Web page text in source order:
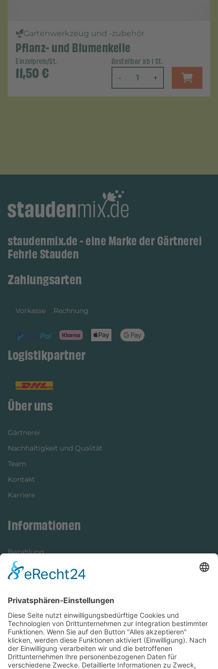
Gartenwerkzeug und -zubehör
Pflanz- und Blumenkelle
Einzelpreis/St.
11,50€
Bestellbar ab 1 St.
- +
staudenmix.de - eine Marke der Gärtnerei
Fehrle Stauden
Zahlungsarten
Vorkasse Rechnung
Logistikpartner
Über uns
Gärtnerei
Nachhaltigkeit und Qualität
Team
Kontakt
Karriere
Informationen
Bezahlung
Newsletter
Versandinformationen
Verfügbarkeit/Verträglichkeit
Rechtliches
Widerrufsrecht und Widerrufsformular